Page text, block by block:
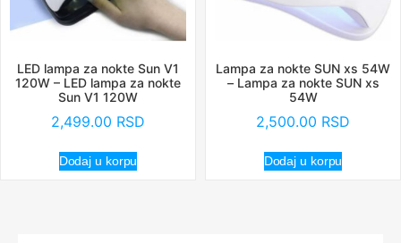
LED lampa za nokte Sun V1
120W – LED lampa za nokte
Sun V1 120W
2,499.00 RSD
Dodaj u korpu
Lampa za nokte SUN xs 54W
– Lampa za nokte SUN xs
54W
2,500.00 RSD
Dodaj u korpu